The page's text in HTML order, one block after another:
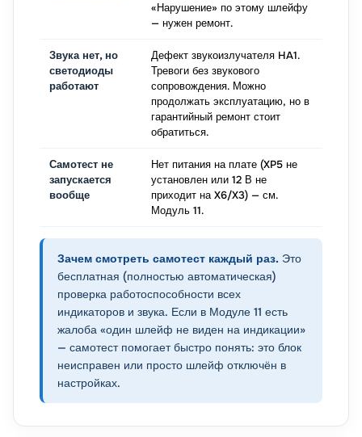
«Нарушение» по этому шлейфу
— нужен ремонт.
Звука нет, но
светодиоды
работают
Дефект звукоизлучателя HA1.
Тревоги без звукового
сопровождения. Можно
продолжать эксплуатацию, но в
гарантийный ремонт стоит
обратиться.
Самотест не
запускается
вообще
Нет питания на плате (XP5 не
установлен или 12 В не
приходит на X6/X3) — см.
Модуль 11.
Зачем смотреть самотест каждый раз. Это
бесплатная (полностью автоматическая)
проверка работоспособности всех
индикаторов и звука. Если в Модуле 11 есть
жалоба «один шлейф не виден на индикации»
— самотест помогает быстро понять: это блок
неисправен или просто шлейф отключён в
настройках.